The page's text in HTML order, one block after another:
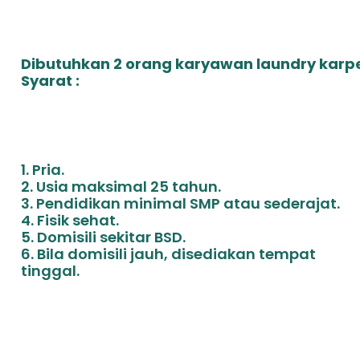
Dibutuhkan 2 orang karyawan laundry
Syarat :
1. Pria.
2. Usia maksimal 25 tahun.
3. Pendidikan minimal SMP atau sederajat.
4. Fisik sehat.
5. Domisili sekitar BSD.
6. Bila domisili jauh, disediakan tempat
tinggal.